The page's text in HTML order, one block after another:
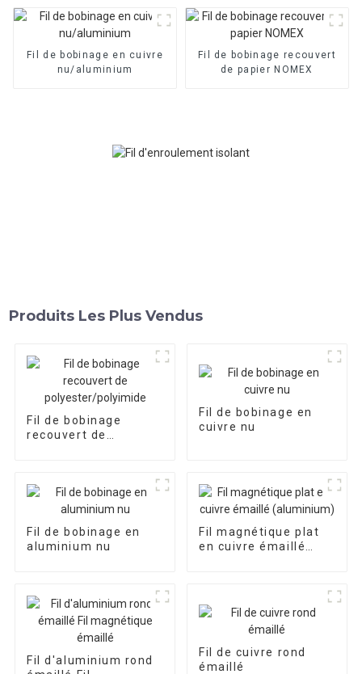
Fil de bobinage en cuivre
nu/aluminium
Fil de bobinage recouvert
de papier NOMEX
Produits Les Plus Vendus
Fil de bobinage
recouvert de
Fil de bobinage en
cuivre nu
Fil de bobinage en
aluminium nu
Fil magnétique plat
en cuivre émaillé
Fil d'aluminium rond
Fil de cuivre rond
émaillé